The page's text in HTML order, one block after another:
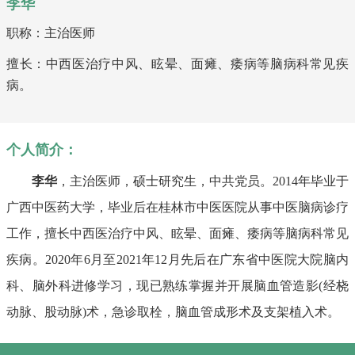
李华
职称：主治医师
擅长：中西医治疗中风、眩晕、面瘫、痿病等脑病科常见疾
病。
个人简介：
李华，主治医师，硕士研究生，中共党员。2014年毕业于
广西中医药大学，毕业后在桂林市中医医院从事中医脑病诊疗
工作，擅长中西医治疗中风、眩晕、面瘫、痿病等脑病科常见
疾病。2020年6月至2021年12月先后在广东省中医院大院脑内
科、脑外科进修学习，现已熟练掌握并开展脑血管造影(经桡
动脉、股动脉)术，急诊取栓，脑血管成形术及支架植入术。